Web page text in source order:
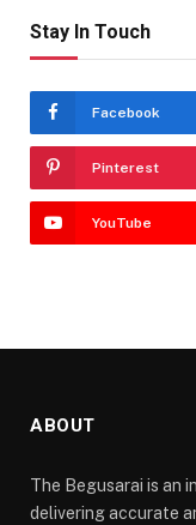
Stay In Touch
Facebook
Pinterest
YouTube
ABOUT
The Begusarai is an
delivering accurate